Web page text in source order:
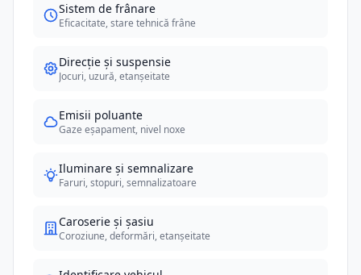
Sistem de frânare
Eficacitate, stare tehnică frâne
Direcție și suspensie
Jocuri, uzură, etanșeitate
Emisii poluante
Gaze eșapament, nivel noxe
Iluminare și semnalizare
Faruri, stopuri, semnalizatoare
Caroserie și șasiu
Coroziune, deformări, etanșeitate